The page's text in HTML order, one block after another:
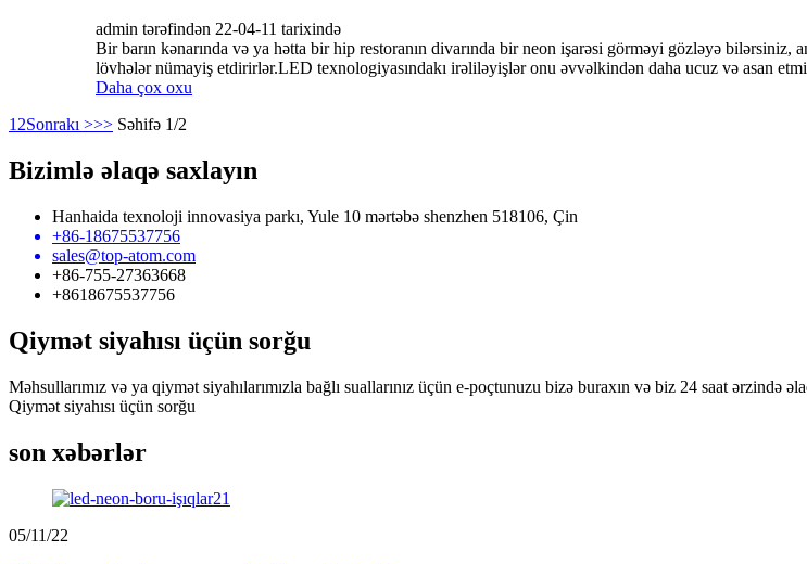
admin tərəfindən 22-04-11 tarixində
Bir barın kənarında və ya hətta bir hip restoranın divarında bir neon işarəsi görməyi gözləyə
lövhələr nümayiş etdirirlər.LED texnologiyasındakı irəliləyişlər onu əvvəlkindən daha ucuz və asan
Daha çox oxu
1 2Sonrakı >>> Səhifə 1/2
Bizimlə əlaqə saxlayın
Hanhaida texnoloji innovasiya parkı, Yule 10 mərtəbə shenzhen 518106, Çin
+86-18675537756
sales@top-atom.com
+86-755-27363668
+8618675537756
Qiymət siyahısı üçün sorğu
Məhsullarımız və ya qiymət siyahılarımızla bağlı suallarınız üçün e-poçtunuzu bizə buraxın və biz 24 saat ərzində
Qiymət siyahısı üçün sorğu
son xəbərlər
05/11/22